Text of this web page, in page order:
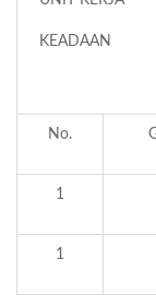
KEADAAN :
No.
1
1